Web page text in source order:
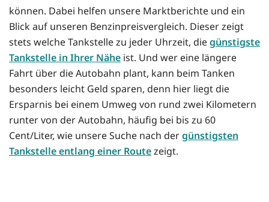
können. Dabei helfen unsere Marktberichte und ein
Blick auf unseren Benzinpreisvergleich. Dieser zeigt
stets welche Tankstelle zu jeder Uhrzeit, diegünstigste
Tankstelle in Ihrer Nähe ist. Und wer eine längere
Fahrt über die Autobahn plant, kann beim Tanken
besonders leicht Geld sparen, denn hier liegt die
Ersparnis bei einem Umweg von rund zwei Kilometern
runter von der Autobahn, häufig bei bis zu 60
Cent/Liter, wie unsere Suche nach dergünstigsten
Tankstelle entlang einer Routezeigt.